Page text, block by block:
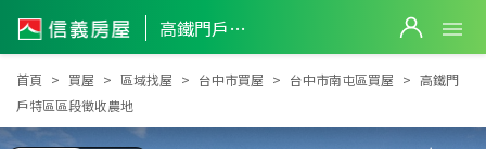
高鐵門戶特區區段徵收農地
高鐵門戶特區區段徵收農地
首頁 買屋 區域找屋 台中市買屋 台中市南屯區買屋
高鐵門
戶特區區段徵收農地